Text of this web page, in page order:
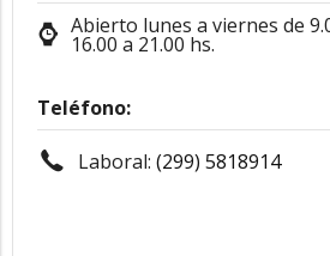
Abierto lunes a viernes de
16.00 a 21.00 hs.
Teléfono:
Laboral: (299) 5818914